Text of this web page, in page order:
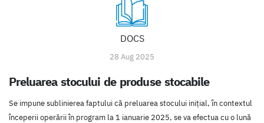
DOCS
28 Aug 2025
Preluarea stocului de produse stocabile
Se impune sublinierea faptului că preluarea stocului inițial, în contextul
începerii operării în program la 1 ianuarie 2025, se va efectua cu o lună